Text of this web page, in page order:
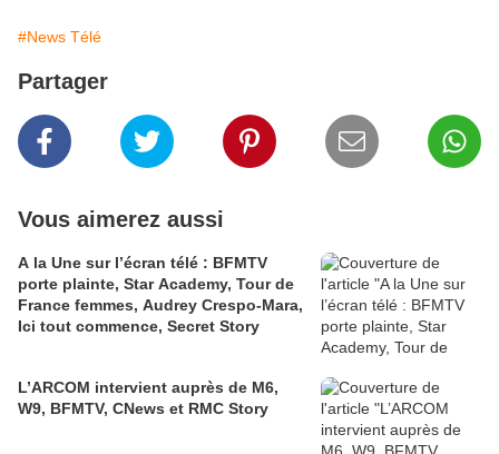
#News Télé
Partager
Vous aimerez aussi
A la Une sur l’écran télé : BFMTV
porte plainte, Star Academy, Tour de
France femmes, Audrey Crespo-Mara,
Ici tout commence, Secret Story
L’ARCOM intervient auprès de M6,
W9, BFMTV, CNews et RMC Story